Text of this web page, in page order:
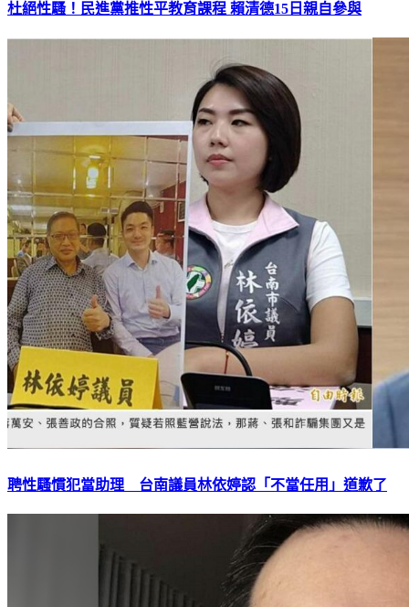
杜絕性騷！民進黨推性平教育課程 賴清德15日親自參與
聘性騷慣犯當助理 台南議員林依婷認「不當任用」道歉了